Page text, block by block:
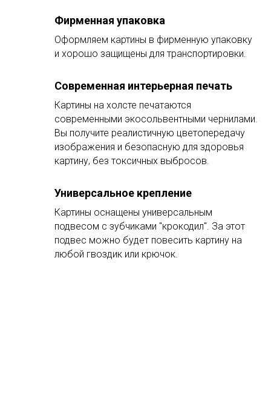
Фирменная упаковка
Оформляем картины в фирменную упаковку
и хорошо защищены для транспортировки.
Современная интерьерная печать
Картины на холсте печатаются
современными экосольвентными чернилами.
Вы получите реалистичную цветопередачу
изображения и безопасную для здоровья
картину, без токсичных выбросов.
Универсальное крепление
Картины оснащены универсальным
подвесом с зубчиками "крокодил". За этот
подвес можно будет повесить картину на
любой гвоздик или крючок.